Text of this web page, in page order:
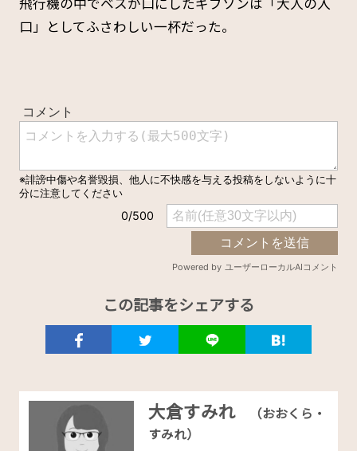
口」としてふさわしい一杯だった。
この記事をシェアする
大倉すみれ
（おおくら・
すみれ）